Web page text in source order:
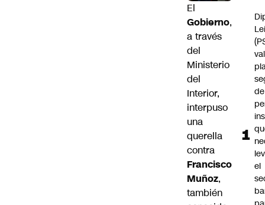
El
Gobierno,
a través
del
Ministerio
del
Interior,
interpuso
una
querella
contra
Francisco
Muñoz,
también
el